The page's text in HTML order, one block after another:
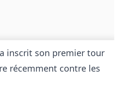
inscrit son premier tour
récemment contre les